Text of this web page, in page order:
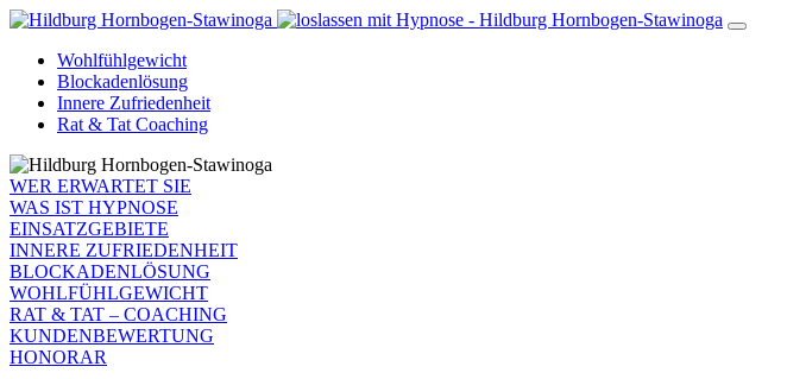
Wohlfühlgewicht
Blockadenlösung
Innere Zufriedenheit
Rat & Tat Coaching
WER ERWARTET SIE
WAS IST HYPNOSE
EINSATZGEBIETE
INNERE ZUFRIEDENHEIT
BLOCKADENLÖSUNG
WOHLFÜHLGEWICHT
RAT & TAT – COACHING
KUNDENBEWERTUNG
HONORAR